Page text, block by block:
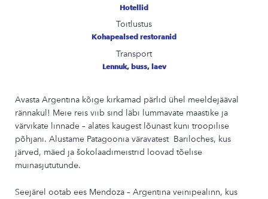
Hotellid
Toitlustus
Kohapealsed restoranid
Transport
Lennuk, buss, laev
Avasta Argentina kõige kirkamad pärlid ühel meeldejääval
rännakul! Meie reis viib sind läbi lummavate maastike ja
värvikate linnade – alates kaugest lõunast kuni troopilise
põhjani. Alustame Patagoonia väravatest Bariloches, kus
järved, mäed ja šokolaadimeistrid loovad tõelise
muinasjututunde.
Seejärel ootab ees Mendoza – Argentina veinipealinn, kus